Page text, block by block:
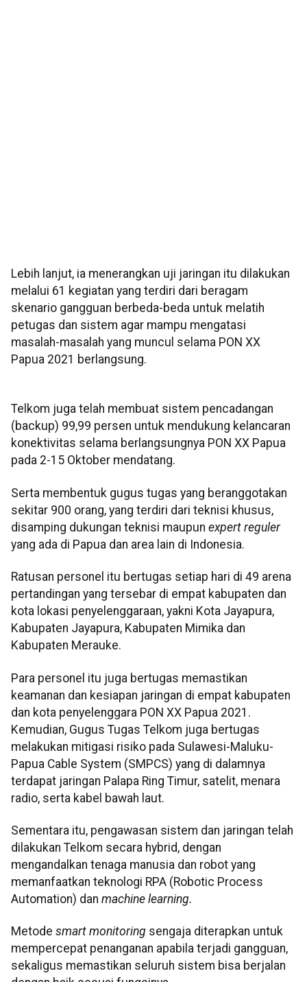
Lebih lanjut, ia menerangkan uji jaringan itu dilakukan
melalui 61 kegiatan yang terdiri dari beragam
skenario gangguan berbeda-beda untuk melatih
petugas dan sistem agar mampu mengatasi
masalah-masalah yang muncul selama PON XX
Papua 2021 berlangsung.
Telkom juga telah membuat sistem pencadangan
(backup) 99,99 persen untuk mendukung kelancaran
konektivitas selama berlangsungnya PON XX Papua
pada 2-15 Oktober mendatang.
Serta membentuk gugus tugas yang beranggotakan
sekitar 900 orang, yang terdiri dari teknisi khusus,
disamping dukungan teknisi maupun expert reguler
yang ada di Papua dan area lain di Indonesia.
Ratusan personel itu bertugas setiap hari di 49 arena
pertandingan yang tersebar di empat kabupaten dan
kota lokasi penyelenggaraan, yakni Kota Jayapura,
Kabupaten Jayapura, Kabupaten Mimika dan
Kabupaten Merauke.
Para personel itu juga bertugas memastikan
keamanan dan kesiapan jaringan di empat kabupaten
dan kota penyelenggara PON XX Papua 2021.
Kemudian, Gugus Tugas Telkom juga bertugas
melakukan mitigasi risiko pada Sulawesi-Maluku-
Papua Cable System (SMPCS) yang di dalamnya
terdapat jaringan Palapa Ring Timur, satelit, menara
radio, serta kabel bawah laut.
Sementara itu, pengawasan sistem dan jaringan telah
dilakukan Telkom secara hybrid, dengan
mengandalkan tenaga manusia dan robot yang
memanfaatkan teknologi RPA (Robotic Process
Automation) dan machine learning.
Metode smart monitoring sengaja diterapkan untuk
mempercepat penanganan apabila terjadi gangguan,
sekaligus memastikan seluruh sistem bisa berjalan